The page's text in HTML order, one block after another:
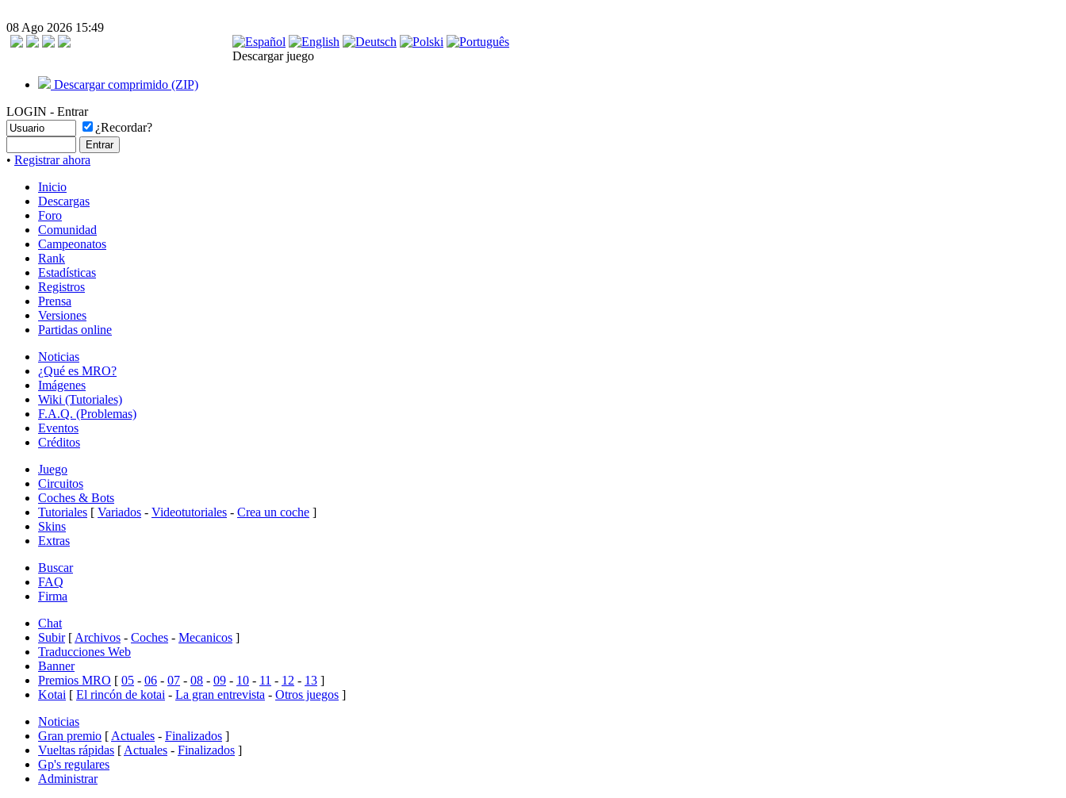
08 Ago 2026 15:49
Descargar juego
Descargar comprimido (ZIP)
LOGIN - Entrar
¿Recordar?
• Registrar ahora
Inicio
Descargas
Foro
Comunidad
Campeonatos
Rank
Estadísticas
Registros
Prensa
Versiones
Partidas online
Noticias
¿Qué es MRO?
Imágenes
Wiki (Tutoriales)
F.A.Q. (Problemas)
Eventos
Créditos
Juego
Circuitos
Coches & Bots
Tutoriales [ Variados - Videotutoriales - Crea un coche ]
Skins
Extras
Buscar
FAQ
Firma
Chat
Subir [ Archivos - Coches - Mecanicos ]
Traducciones Web
Banner
Premios MRO [ 05 - 06 - 07 - 08 - 09 - 10 - 11 - 12 - 13 ]
Kotai [ El rincón de kotai - La gran entrevista - Otros juegos ]
Noticias
Gran premio [ Actuales - Finalizados ]
Vueltas rápidas [ Actuales - Finalizados ]
Gp's regulares
Administrar